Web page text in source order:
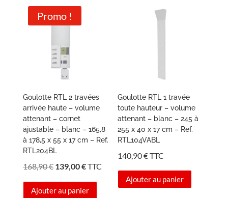
Promo !
Goulotte RTL 2 travées
arrivée haute – volume
attenant – cornet
ajustable – blanc – 165,8
à 178,5 x 55 x 17 cm – Ref.
RTL204BL
168,90€ Le
initial
139,00€Le
actuel
TTC
Ajouter au panier
Goulotte RTL 1 travée
toute hauteur – volume
attenant – blanc – 245 à
255 x 40 x 17 cm – Ref.
RTL104VABL
140,90€TTC
Ajouter au panier